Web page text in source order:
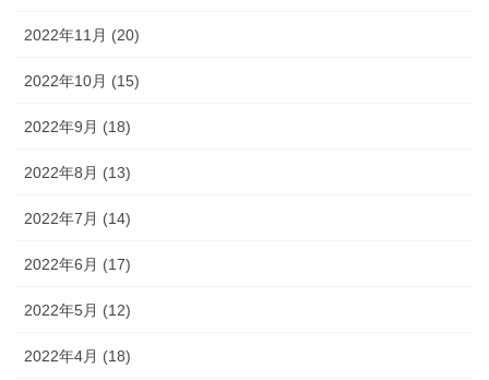
2022年11月 (20)
2022年10月 (15)
2022年9月 (18)
2022年8月 (13)
2022年7月 (14)
2022年6月 (17)
2022年5月 (12)
2022年4月 (18)